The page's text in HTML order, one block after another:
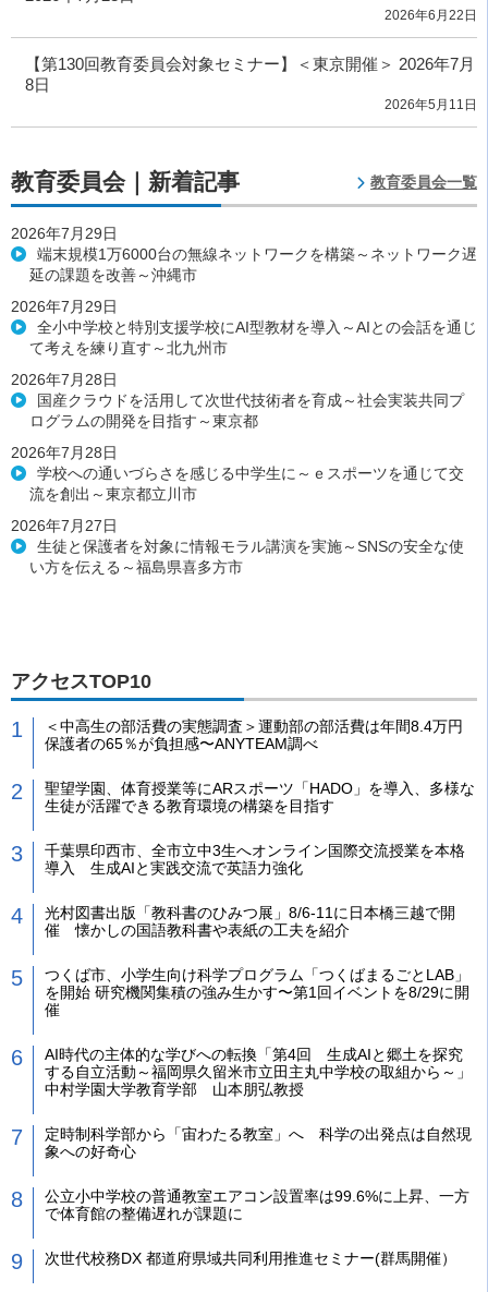
2026年6月22日
【第130回教育委員会対象セミナー】＜東京開催＞ 2026年7月
8日
2026年5月11日
教育委員会｜新着記事 教育委員会一覧
2026年7月29日
端末規模1万6000台の無線ネットワークを構築～ネットワーク遅
延の課題を改善～沖縄市
2026年7月29日
全小中学校と特別支援学校にAI型教材を導入～AIとの会話を通じ
て考えを練り直す～北九州市
2026年7月28日
国産クラウドを活用して次世代技術者を育成～社会実装共同プ
ログラムの開発を目指す～東京都
2026年7月28日
学校への通いづらさを感じる中学生に～ｅスポーツを通じて交
流を創出～東京都立川市
2026年7月27日
生徒と保護者を対象に情報モラル講演を実施～SNSの安全な使
い方を伝える～福島県喜多方市
アクセスTOP10
＜中高生の部活費の実態調査＞運動部の部活費は年間8.4万円
保護者の65％が負担感〜ANYTEAM調べ
聖望学園、体育授業等にARスポーツ「HADO」を導入、多様な
生徒が活躍できる教育環境の構築を目指す
千葉県印西市、全市立中3生へオンライン国際交流授業を本格
導入 生成AIと実践交流で英語力強化
光村図書出版「教科書のひみつ展」8/6-11に日本橋三越で開
催 懐かしの国語教科書や表紙の工夫を紹介
つくば市、小学生向け科学プログラム「つくばまるごとLAB」
を開始 研究機関集積の強み生かす〜第1回イベントを8/29に開
催
AI時代の主体的な学びへの転換「第4回 生成AIと郷土を探究
する自立活動～福岡県久留米市立田主丸中学校の取組から～」
中村学園大学教育学部 山本朋弘教授
定時制科学部から「宙わたる教室」へ 科学の出発点は自然現
象への好奇心
公立小中学校の普通教室エアコン設置率は99.6%に上昇、一方
で体育館の整備遅れが課題に
次世代校務DX 都道府県域共同利用推進セミナー(群馬開催）